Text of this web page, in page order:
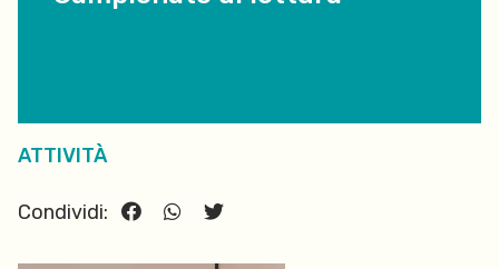
ATTIVITÀ
Condividi: